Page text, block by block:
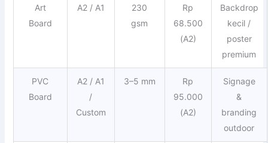
Art
Board
A2 / A1
230
gsm
Rp
68.500
(A2)
Backdrop
kecil /
poster
premium
PVC
Board
A2 / A1
/
Custom
3–5 mm
Rp
95.000
(A2)
Signage
&
branding
outdoor